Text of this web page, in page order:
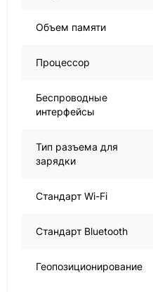
Объем памяти
Процессор
Беспроводные
интерфейсы
Тип разъема для
зарядки
Стандарт Wi-Fi
Стандарт Bluetooth
Геопозиционирование